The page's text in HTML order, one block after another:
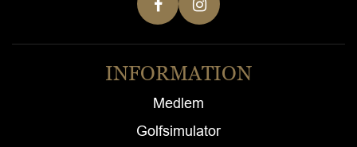
INFORMATION
Medlem
Golfsimulator